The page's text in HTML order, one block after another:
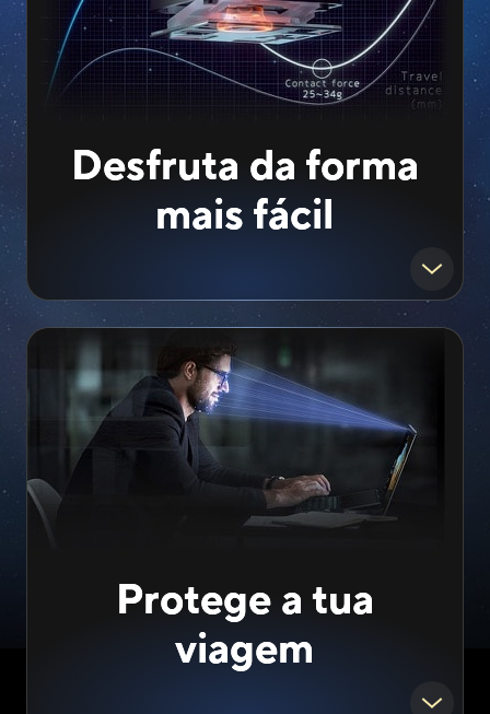
Desfruta da forma
mais fácil
Protege a tua
viagem